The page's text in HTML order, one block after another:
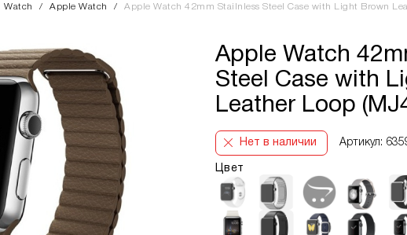
Watch / Apple Watch / Apple Watch 42mm Stailnless Steel Case with Light Brown
Apple Watch
Steel Case with
Leather Loop
Нет в наличии Артикул:
Цвет